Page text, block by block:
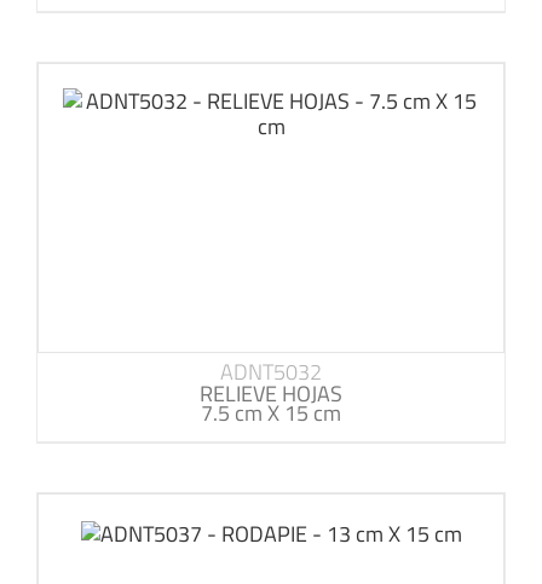
ADNT5032
RELIEVE HOJAS
7.5 cm X 15 cm